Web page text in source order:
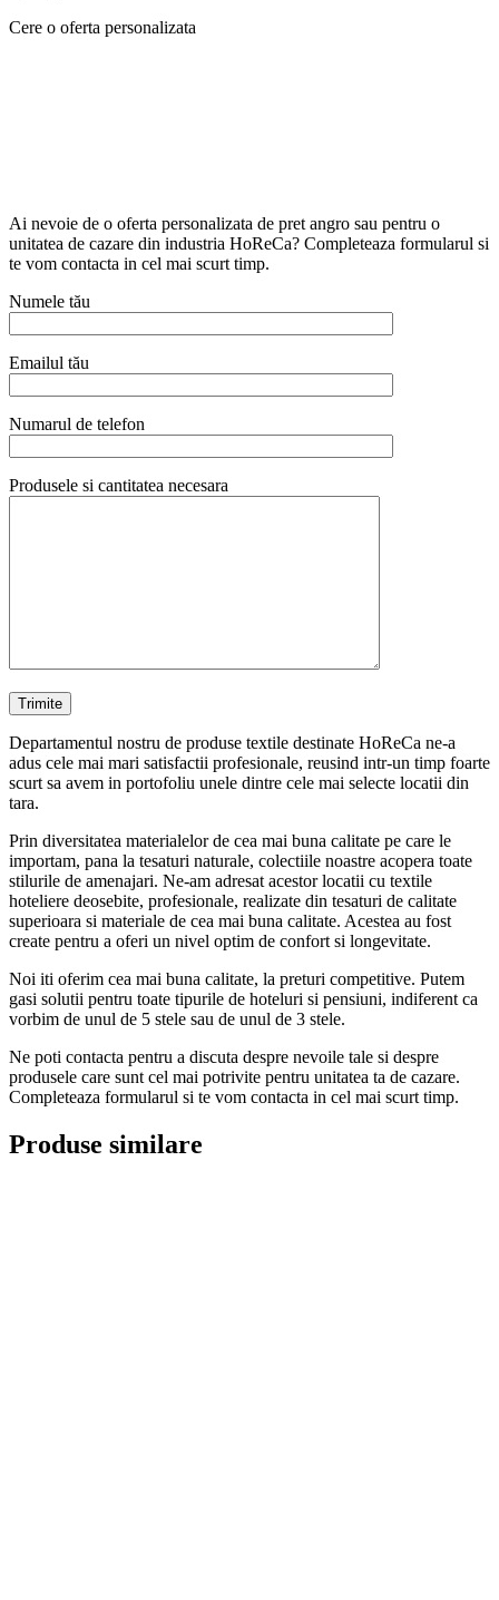
Cere o oferta personalizata
Ai nevoie de o oferta personalizata de pret angro sau pentru o
unitatea de cazare din industria HoReCa? Completeaza formularul si
te vom contacta in cel mai scurt timp.
Numele tău
Emailul tău
Numarul de telefon
Produsele si cantitatea necesara
Departamentul nostru de produse textile destinate HoReCa ne-a
adus cele mai mari satisfactii profesionale, reusind intr-un timp foarte
scurt sa avem in portofoliu unele dintre cele mai selecte locatii din
tara.
Prin diversitatea materialelor de cea mai buna calitate pe care le
importam, pana la tesaturi naturale, colectiile noastre acopera toate
stilurile de amenajari. Ne-am adresat acestor locatii cu textile
hoteliere deosebite, profesionale, realizate din tesaturi de calitate
superioara si materiale de cea mai buna calitate. Acestea au fost
create pentru a oferi un nivel optim de confort si longevitate.
Noi iti oferim cea mai buna calitate, la preturi competitive. Putem
gasi solutii pentru toate tipurile de hoteluri si pensiuni, indiferent ca
vorbim de unul de 5 stele sau de unul de 3 stele.
Ne poti contacta pentru a discuta despre nevoile tale si despre
produsele care sunt cel mai potrivite pentru unitatea ta de cazare.
Completeaza formularul si te vom contacta in cel mai scurt timp.
Produse similare